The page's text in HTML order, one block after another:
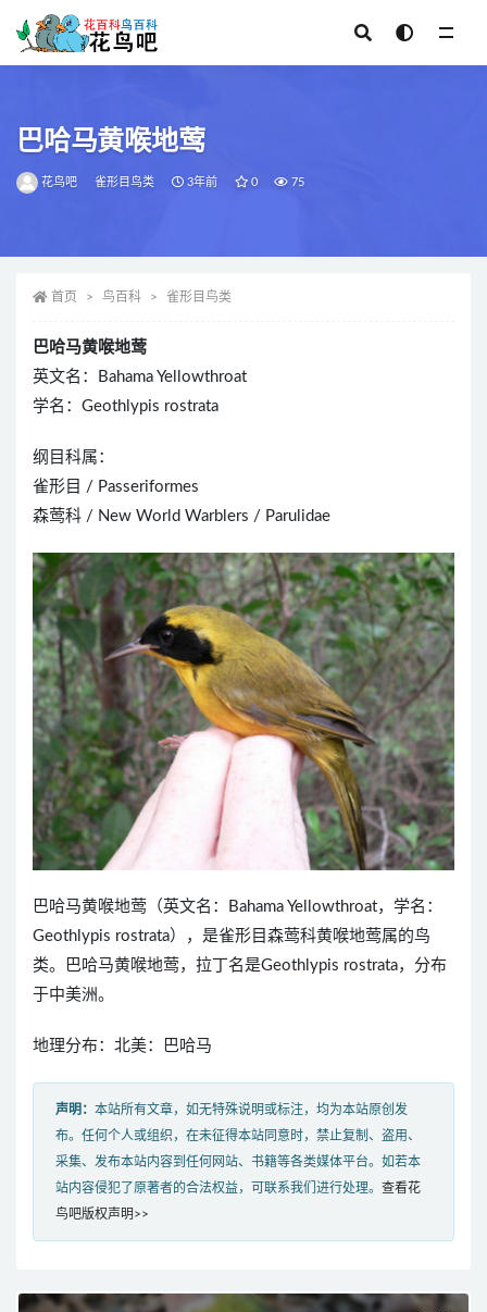
巴哈马黄喉地莺
花鸟吧 雀形目鸟类 3年前 0 75
首页 鸟百科 雀形目鸟类
巴哈马黄喉地莺
英文名：Bahama Yellowthroat
学名：Geothlypis rostrata
纲目科属：
雀形目 / Passeriformes
森莺科 / New World Warblers / Parulidae
巴哈马黄喉地莺（英文名：Bahama Yellowthroat，学名：
Geothlypis rostrata），是雀形目森莺科黄喉地莺属的鸟
类。巴哈马黄喉地莺，拉丁名是Geothlypis rostrata，分布
于中美洲。
地理分布：北美：巴哈马
声明： 本站所有文章，如无特殊说明或标注，均为本站原创发
布。任何个人或组织，在未征得本站同意时，禁止复制、盗用、
采集、发布本站内容到任何网站、书籍等各类媒体平台。如若本
站内容侵犯了原著者的合法权益，可联系我们进行处理。 查看花
鸟吧版权声明>>